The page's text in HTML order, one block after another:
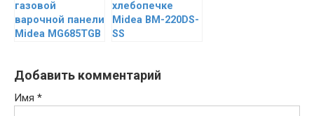
газовой
варочной панели
Midea MG685TGB
хлебопечке
Midea BM-220DS-
SS
Добавить комментарий
Имя *